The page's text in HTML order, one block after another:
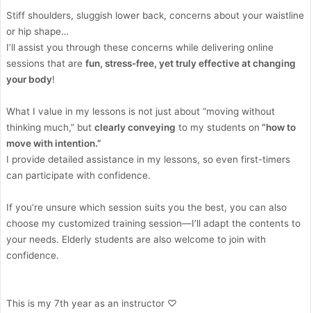
Stiff shoulders, sluggish lower back, concerns about your waistline
or hip shape…
I’ll assist you through these concerns while delivering online
sessions that are fun, stress-free, yet truly effective at changing
your body!
What I value in my lessons is not just about “moving without
thinking much,” but clearly conveying to my students on “how to
move with intention.”
I provide detailed assistance in my lessons, so even first-timers
can participate with confidence.
If you’re unsure which session suits you the best, you can also
choose my customized training session—I’ll adapt the contents to
your needs. Elderly students are also welcome to join with
confidence.
This is my 7th year as an instructor ♡